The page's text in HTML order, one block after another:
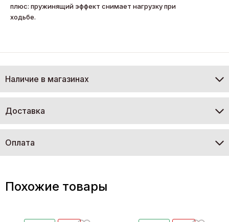
плюс: пружинящий эффект снимает нагрузку при
ходьбе.
Наличие в магазинах
Доставка
Оплата
Похожие товары